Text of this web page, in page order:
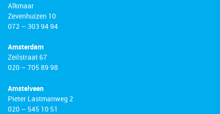
Alkmaar
Zevenhuizen 10
072 – 303 94 94
Amsterdam
Zeilstraat 67
020 – 705 89 98
Amstelveen
Pieter Lastmanweg 2
020 – 545 10 51